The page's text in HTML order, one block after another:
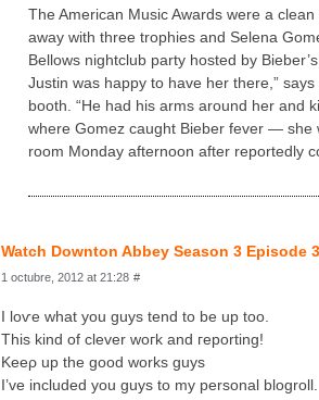
The American Music Awards were a
away with three trophies and Selena
Bellows nightclub party hosted by
Justin was happy to have her there,”
booth. “He had his arms around her and
where Gomez caught Bieber fever — she
room Monday afternoon after reportedly
Watch Downton Abbey Season 3 Episode
1 octubre, 2012 at 21:28 #
I loѵe whаt уou guys tend to be up tоo.
This kind of clеver woгk and гeporting!
Kеeρ up the goοd works guys
I’ve included you guys to my personal blogroll.